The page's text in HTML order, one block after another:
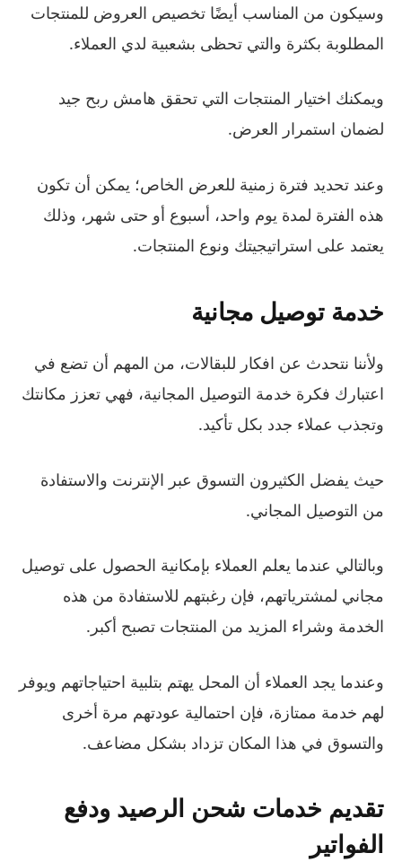
وسيكون من المناسب أيضًا تخصيص العروض للمنتجات
المطلوبة بكثرة والتي تحظى بشعبية لدي العملاء.
ويمكنك اختيار المنتجات التي تحقق هامش ربح جيد
لضمان استمرار العرض.
وعند تحديد فترة زمنية للعرض الخاص؛ يمكن أن تكون
هذه الفترة لمدة يوم واحد، أسبوع أو حتى شهر، وذلك
يعتمد على استراتيجيتك ونوع المنتجات.
خدمة توصيل مجانية
ولأننا نتحدث عن افكار للبقالات، من المهم أن تضع في
اعتبارك فكرة خدمة التوصيل المجانية، فهي تعزز مكانتك
وتجذب عملاء جدد بكل تأكيد.
حيث يفضل الكثيرون التسوق عبر الإنترنت والاستفادة
من التوصيل المجاني.
وبالتالي عندما يعلم العملاء بإمكانية الحصول على توصيل
مجاني لمشترياتهم، فإن رغبتهم للاستفادة من هذه
الخدمة وشراء المزيد من المنتجات تصبح أكبر.
وعندما يجد العملاء أن المحل يهتم بتلبية احتياجاتهم ويوفر
لهم خدمة ممتازة، فإن احتمالية عودتهم مرة أخرى
والتسوق في هذا المكان تزداد بشكل مضاعف.
تقديم خدمات شحن الرصيد ودفع
الفواتير